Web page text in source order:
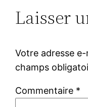
Laisser
Votre adresse
champs
Commentaire *